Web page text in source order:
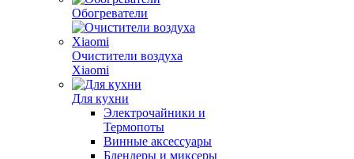
Обогреватели
Очистители воздуха
Xiaomi
Для кухни
Электрочайники и
Термопоты
Винные аксессуары
Блендеры и миксеры